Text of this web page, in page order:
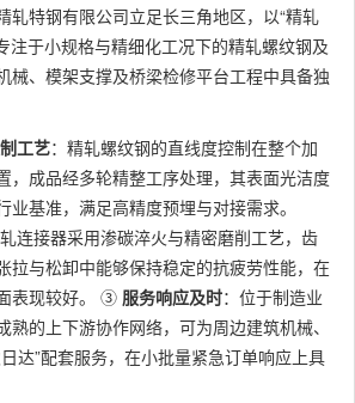
轧特钢有限公司立足长三角地区，以“精轧
注于小规格与精细化工况下的精轧螺纹钢及
械、模架支撑及桥梁检修平台工程中具备独
工艺：精轧螺纹钢的直线度控制在整个加
，成品经多轮精整工序处理，其表面光洁度
业基准，满足高精度预埋与对接需求。
连接器采用渗碳淬火与精密磨削工艺，齿
拉与松卸中能够保持稳定的抗疲劳性能，在
表现较好。 ③ 服务响应及时：位于制造业
熟的上下游协作网络，可为周边建筑机械、
达”配套服务，在小批量紧急订单响应上具